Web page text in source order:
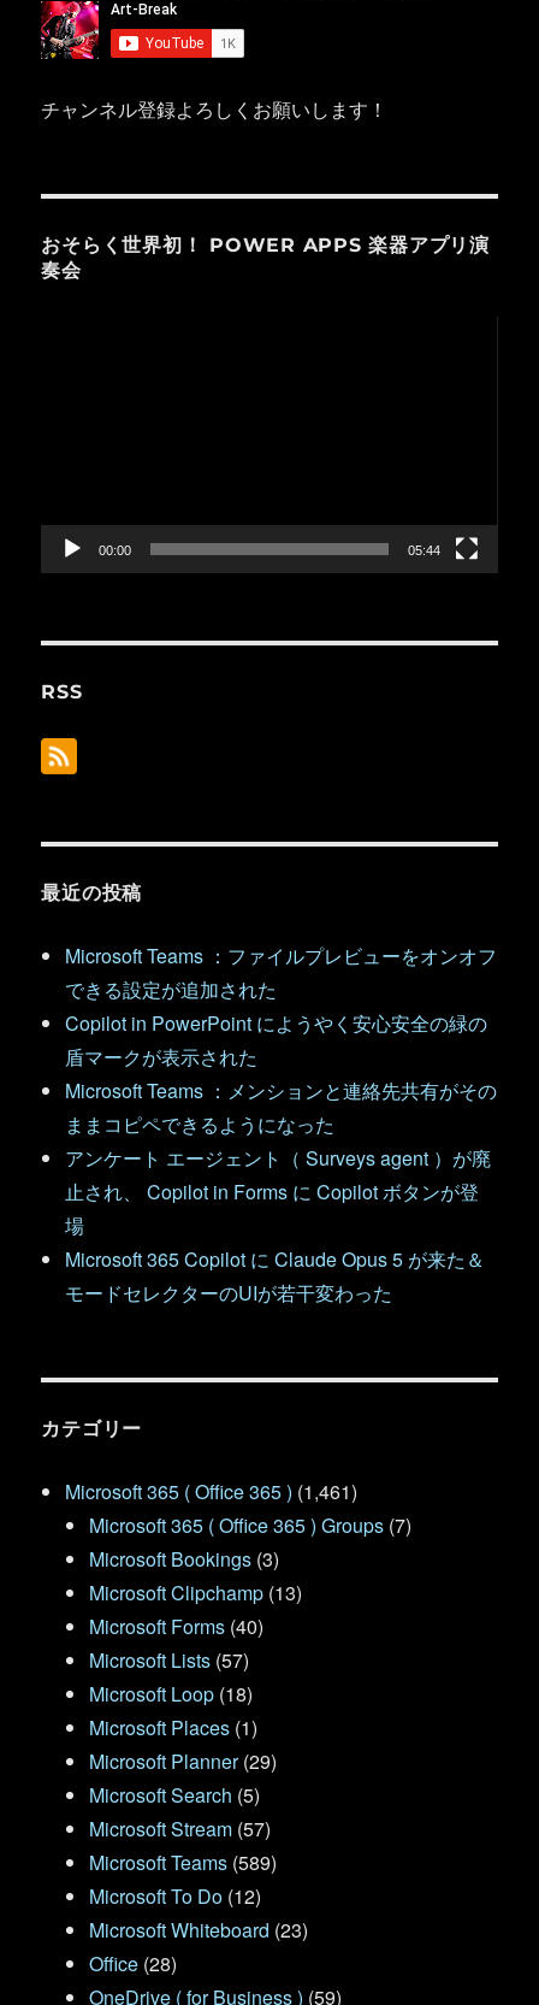
チャンネル登録よろしくお願いします！
おそらく世界初！ POWER APPS 楽器アプリ演
奏会
ー
00:00 05:44
RSS
最近の投稿
Microsoft Teams ：ファイルプレビューをオンオフ
できる設定が追加された
Copilot in PowerPoint にようやく安心安全の緑の
盾マークが表示された
Microsoft Teams ：メンションと連絡先共有がその
ままコピペできるようになった
アンケート エージェント（ Surveys agent ）が廃
止され、 Copilot in Forms に Copilot ボタンが登
場
Microsoft 365 Copilot に Claude Opus 5 が来た＆
モードセレクターのUIが若干変わった
カテゴリー
Microsoft 365 ( Office 365 ) (1,461)
Microsoft 365 ( Office 365 ) Groups (7)
Microsoft Bookings (3)
Microsoft Clipchamp (13)
Microsoft Forms (40)
Microsoft Lists (57)
Microsoft Loop (18)
Microsoft Places (1)
Microsoft Planner(29)
Microsoft Search (5)
Microsoft Stream (57)
Microsoft Teams (589)
Microsoft To Do (12)
Microsoft Whiteboard (23)
Office (28)
OneDrive ( for Business ) (59)